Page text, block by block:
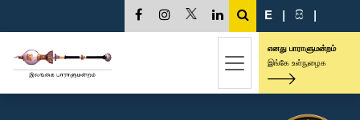
E | සි |
எனது பாராளுமன்றம்
இங்கே உள்நுழைக